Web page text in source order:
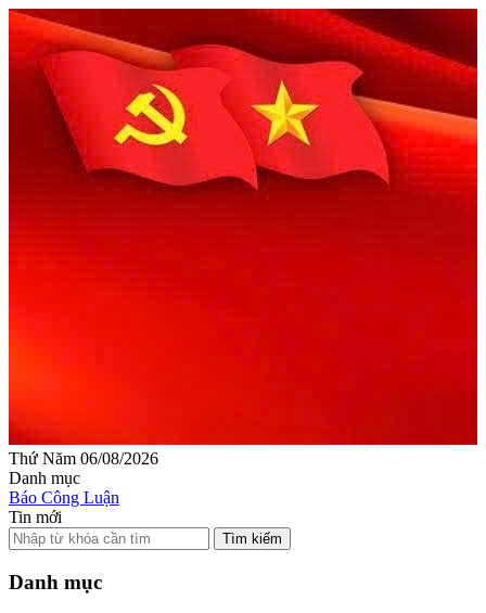
Thứ Năm 06/08/2026
Danh mục
Báo Công Luận
Tin mới
Tìm kiếm
Danh mục